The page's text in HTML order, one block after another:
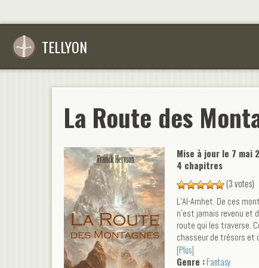
TELLYON
La Route des
Mise à jour le 7 mai
4 chapitres
(3 votes)
L’Al-Amhet. De ces
n’est jamais revenu et
route qui les traverse.
chasseur de trésors et
devoir l’emprunter.
n’attendent pas, quels
[Plus]
Genre :Fantasy